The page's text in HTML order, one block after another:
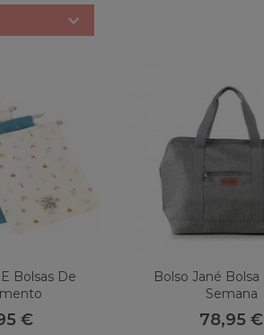

Bolsas De
€
Bolso Jané
Semana
78,95 €